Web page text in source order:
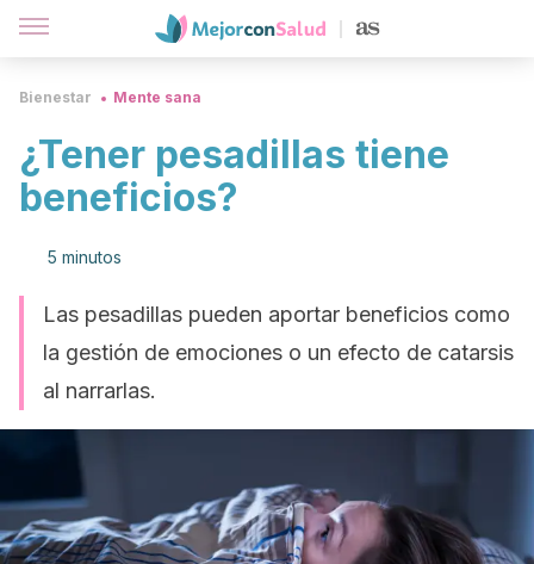
Bienestar Mente sana
¿Tener pesadillas tiene
beneficios?
5 minutos
Las pesadillas pueden aportar beneficios como
la gestión de emociones o un efecto de catarsis
al narrarlas.